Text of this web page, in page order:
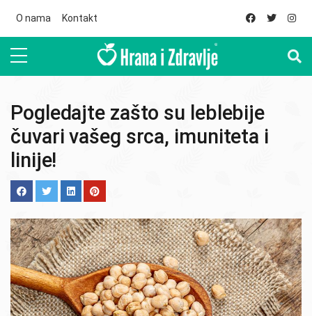
O nama Kontakt
Pogledajte zašto su leblebije
čuvari vašeg srca, imuniteta i
linije!
Image